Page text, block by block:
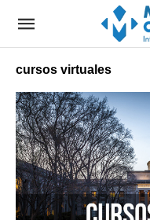
cursos virtuales